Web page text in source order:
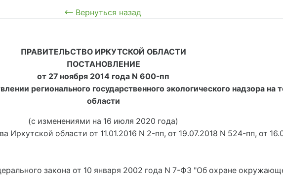
Вернуться назад
ПРАВИТЕЛЬСТВО ИРКУТСКОЙ ОБЛАСТИ
ПОСТАНОВЛЕНИЕ
от 27 ноября 2014 года N 600-пп
регионального государственного экологического надзора на
области
(с изменениями на 16 июля 2020 года)
Иркутской области от 11.01.2016 N 2-пп, от 19.07.2018 N 524-пп, от
закона от 10 января 2002 года N 7-ФЗ "Об охране